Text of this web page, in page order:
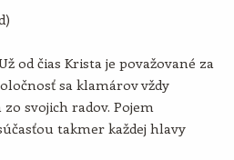
od čias Krista je považované za
sa klamárov vždy
svojich radov. Pojem
takmer každej hlavy